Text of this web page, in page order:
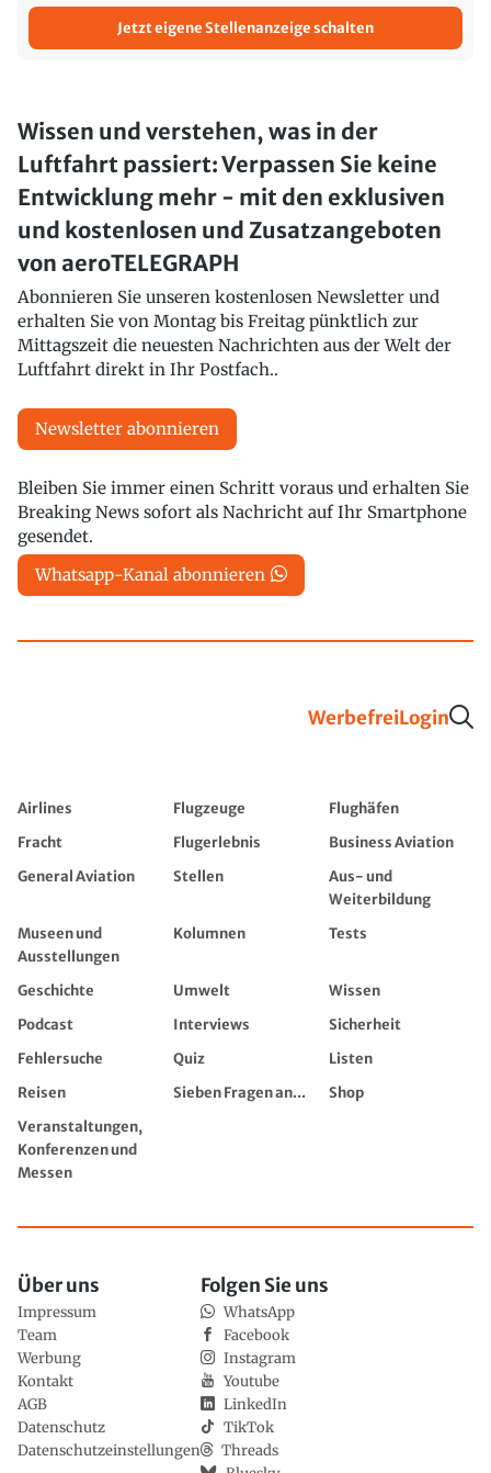
Jetzt eigene Stellenanzeige schalten
Wissen und verstehen, was in der
Luftfahrt passiert: Verpassen Sie keine
Entwicklung mehr - mit den exklusiven
und kostenlosen und Zusatzangeboten
von aeroTELEGRAPH
Abonnieren Sie unseren kostenlosen Newsletter und
erhalten Sie von Montag bis Freitag pünktlich zur
Mittagszeit die neuesten Nachrichten aus der Welt der
Luftfahrt direkt in Ihr Postfach..
Newsletter abonnieren
Bleiben Sie immer einen Schritt voraus und erhalten Sie
Breaking News sofort als Nachricht auf Ihr Smartphone
gesendet.
Whatsapp-Kanal abonnieren
WerbefreiLogin
Airlines Flugzeuge
Flughäfen
Fracht
Flugerlebnis
Business Aviation
General Aviation
Stellen
Aus- und
Weiterbildung
Museen und
Ausstellungen
Kolumnen Tests
Geschichte Umwelt
Wissen
Podcast
Interviews
Sicherheit
Fehlersuche
Quiz
Listen
Reisen
Sieben Fragen an...
Shop
Veranstaltungen,
Konferenzen und
Messen
Über uns
Impressum
Team
Werbung
Kontakt
AGB
Datenschutz
Datenschutzeinstellungen
Folgen Sie uns
WhatsApp
Facebook
Instagram
Youtube
LinkedIn
TikTok
Threads